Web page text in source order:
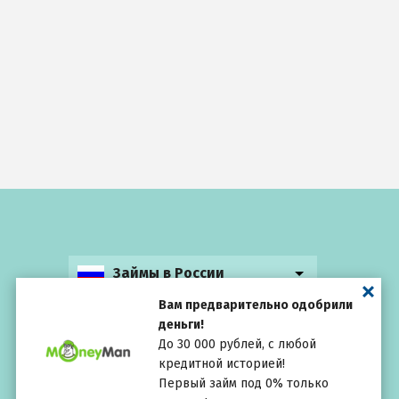
Вам предварительно одобрили
деньги!
До 30 000 рублей, с любой
кредитной историей!
Первый займ под 0% только
Займы в России
Выбирай
внимательно